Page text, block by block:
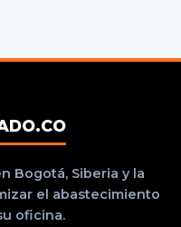
Bogotá, Siberia y la
el abastecimiento
oficina.